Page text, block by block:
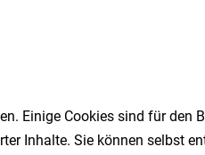
Einige Cookies sind für den
Inhalte. Sie können selbst